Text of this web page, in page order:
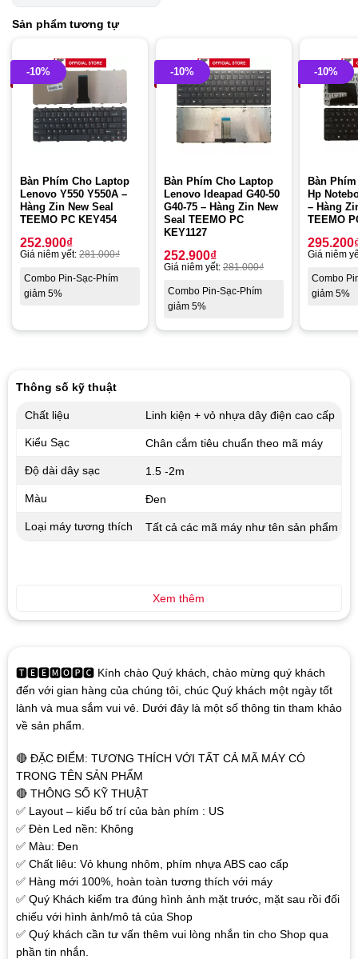
Sản phẩm tương tự
-10%
Bàn Phím Cho Laptop
Lenovo Y550 Y550A –
Hàng Zin New Seal
TEEMO PC KEY454
252.900₫
Giá niêm yết: 281.000₫
Combo Pin-Sạc-Phím
giảm 5%
-10%
Bàn Phím Cho Laptop
Lenovo Ideapad G40-50
G40-75 – Hàng Zin New
Seal TEEMO PC
KEY1127
252.900₫
Giá niêm yết: 281.000₫
Combo Pin-Sạc-Phím
giảm 5%
-10%
Bàn
Hp
– Hàng
TEEMO
295.200
Giá niêm
Combo
giảm 5%
🆃🅴🅴🅼🅾🅿🅲 Kính chào Quý khách, chào mừng quý khách
đến với gian hàng của chúng tôi, chúc Quý khách một ngày tốt
lành và mua sắm vui vẻ. Dưới đây là một số thông tin tham khảo
về sản phẩm.
🔴 ĐẶC ĐIỂM: TƯƠNG THÍCH VỚI TẤT CẢ MÃ MÁY CÓ
TRONG TÊN SẢN PHẨM
🔴 THÔNG SỐ KỸ THUẬT
✅ Layout – kiểu bố trí của bàn phím : US
✅ Đèn Led nền: Không
✅ Màu: Đen
✅ Chất liêu: Vỏ khung nhôm, phím nhựa ABS cao cấp
✅ Hàng mới 100%, hoàn toàn tương thích với máy
✅ Quý Khách kiểm tra đúng hình ảnh mặt trước, mặt sau rồi đối
chiếu với hình ảnh/mô tả của Shop
✅ Quý khách cần tư vấn thêm vui lòng nhắn tin cho Shop qua
phần tin nhắn.
Thông số kỹ thuật
Chất liệu Linh kiện + vỏ nhựa dây điện cao cấp
Kiểu Sạc Chân cắm tiêu chuẩn theo mã máy
Độ dài dây sạc 1.5 -2m
Màu Đen
Loại máy tương thích Tất cả các mã máy như tên sản phẩm
Xem thêm